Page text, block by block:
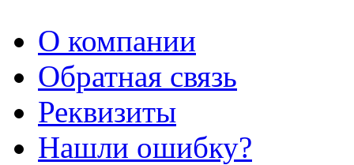
О компании
Обратная связь
Реквизиты
Нашли ошибку?